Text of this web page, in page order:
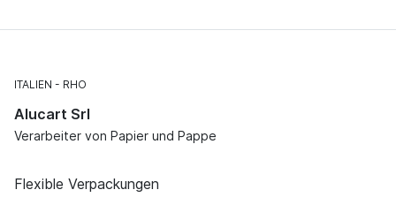
ITALIEN RHO
Alucart Srl
Verarbeiter von Papier und Pappe
Flexible Verpackungen